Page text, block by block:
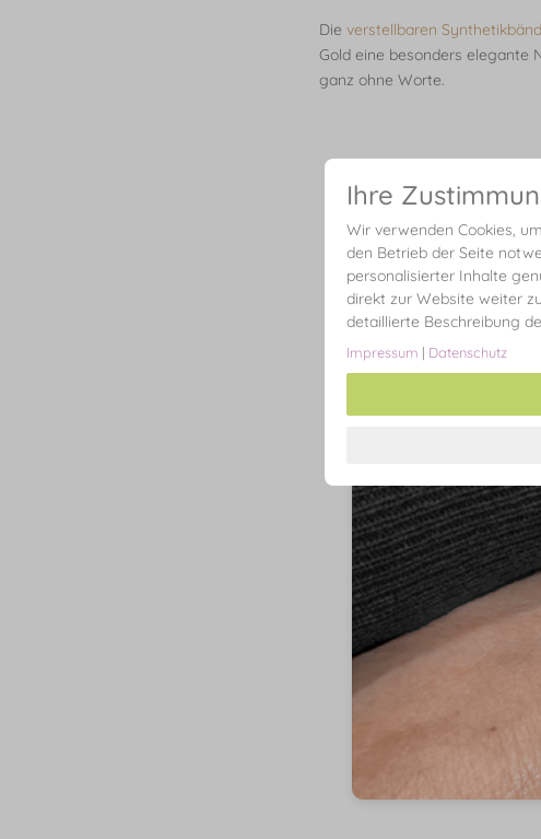
Die verstellbaren
Gold eine besonders elegante
ganz ohne Worte.
Ihre
Wir verwenden Cookies,
den Betrieb der Seite
personalisierter Inhalte
direkt zur Website weiter
detaillierte Beschreibung
Impressum | Datenschutz